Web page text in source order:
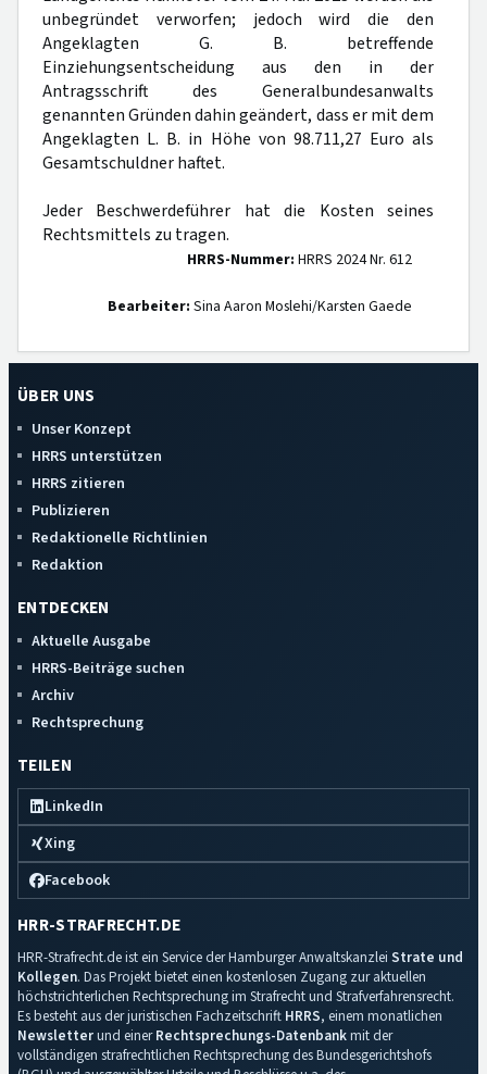
unbegründet verworfen; jedoch wird die den
Angeklagten G. B. betreffende
Einziehungsentscheidung aus den in der
Antragsschrift des Generalbundesanwalts
genannten Gründen dahin geändert, dass er mit dem
Angeklagten L. B. in Höhe von 98.711,27 Euro als
Gesamtschuldner haftet.
Jeder Beschwerdeführer hat die Kosten seines
Rechtsmittels zu tragen.
HRRS-Nummer: HRRS 2024 Nr. 612
Bearbeiter: Sina Aaron Moslehi/Karsten Gaede
ÜBER UNS
Unser Konzept
HRRS unterstützen
HRRS zitieren
Publizieren
Redaktionelle Richtlinien
Redaktion
ENTDECKEN
Aktuelle Ausgabe
HRRS-Beiträge suchen
Archiv
Rechtsprechung
TEILEN
LinkedIn
Xing
Facebook
HRR-STRAFRECHT.DE
HRR-Strafrecht.de ist ein Service der Hamburger Anwaltskanzlei Strate und
Kollegen. Das Projekt bietet einen kostenlosen Zugang zur aktuellen
höchstrichterlichen Rechtsprechung im Strafrecht und Strafverfahrensrecht.
Es besteht aus der juristischen Fachzeitschrift HRRS, einem monatlichen
Newsletterund einerRechtsprechungs-Datenbankmit der
vollständigen strafrechtlichen Rechtsprechung des Bundesgerichtshofs